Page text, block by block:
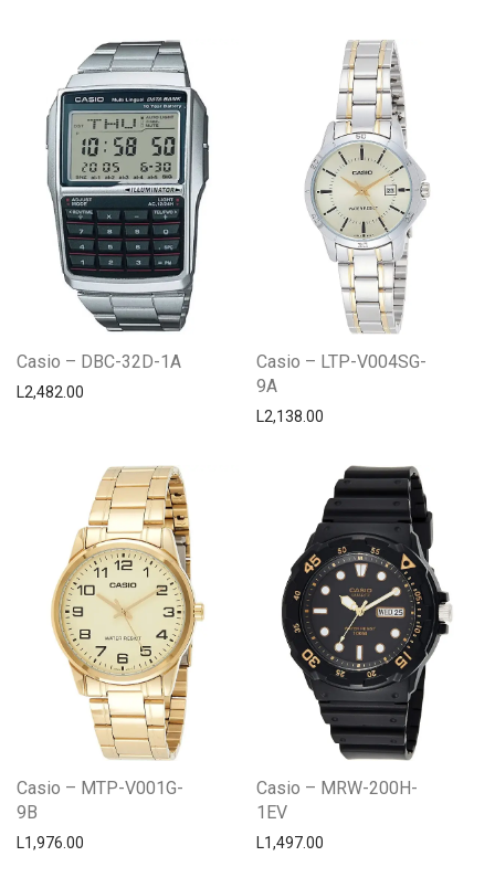
Casio – DBC-32D-1A
L2,482.00
Casio – LTP-V004SG-
9A
L2,138.00
Casio – MTP-V001G-
9B
L1,976.00
Casio – MRW-200H-
1EV
L1,497.00